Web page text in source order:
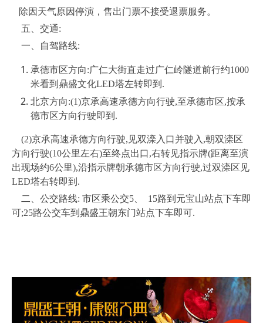
除因天气原因停演，售出门票不接受退票服务。
五、交通:
一、自驾路线:
承德市区方向:广仁大街直走过广仁岭隧道前行约1000
米看到鼎盛文化LED塔左转即到.
北京方向:(1)京承高速承德方向行驶,至承德市区,按承
德市区方向行驶即到.
(2)京承高速承德方向行驶,见双滦入口并驶入,朝双滦区
方向行驶(10公里左右)至终点出口,右转见指示牌(距离至演
出现场约6公里),沿指示牌朝承德市区方向行驶,过双滦区见
LED塔右转即到.
二、公交路线: 市区乘公交5、 15路到元宝山站点下车即
可;25路公交车到 鼎盛王朝东门站点下车即可.